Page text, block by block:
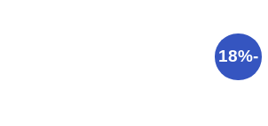
-18%